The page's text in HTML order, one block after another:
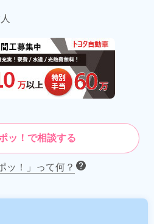
ッ！で相談する
ッ！」って何？